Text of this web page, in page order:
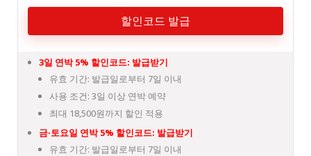
할인코드 발급
3일 연박 5% 할인코드: 발급받기
유효 기간: 발급일로부터 7일 이내
사용 조건: 3일 이상 연박 예약
최대 18,500원까지 할인 적용
금·토요일 연박 5% 할인코드: 발급받기
유효 기간: 발급일로부터 7일 이내